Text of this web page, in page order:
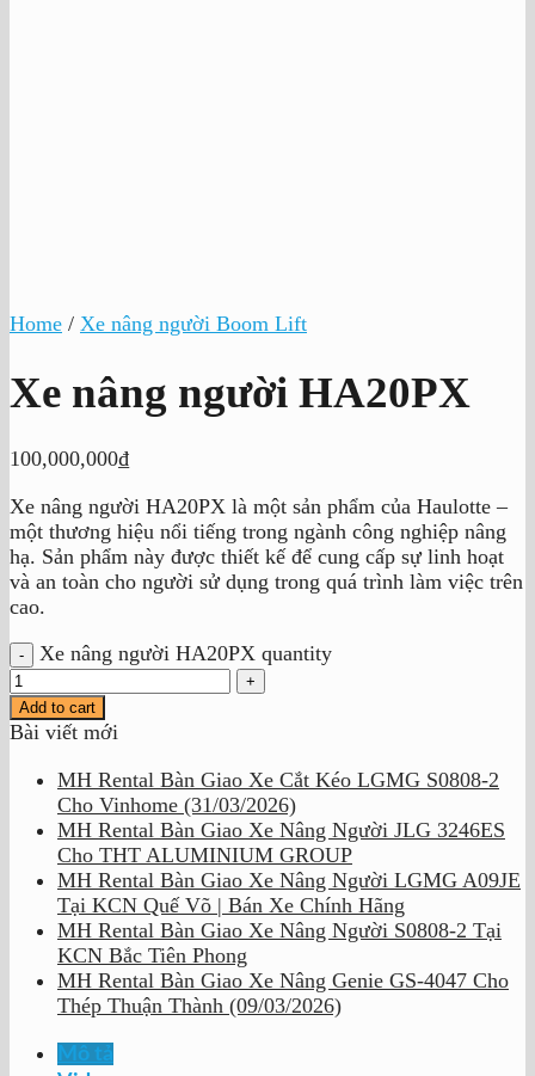
Home / Xe nâng người Boom Lift
Xe nâng người HA20PX
100,000,000₫
Xe nâng người HA20PX là một sản phẩm của Haulotte –
một thương hiệu nổi tiếng trong ngành công nghiệp nâng
hạ. Sản phẩm này được thiết kế để cung cấp sự linh hoạt
và an toàn cho người sử dụng trong quá trình làm việc trên
cao.
Xe nâng người HA20PX quantity
Add to cart
Bài viết mới
MH Rental Bàn Giao Xe Cắt Kéo LGMG S0808-2
Cho Vinhome (31/03/2026)
MH Rental Bàn Giao Xe Nâng Người JLG 3246ES
Cho THT ALUMINIUM GROUP
MH Rental Bàn Giao Xe Nâng Người LGMG A09JE
Tại KCN Quế Võ | Bán Xe Chính Hãng
MH Rental Bàn Giao Xe Nâng Người S0808-2 Tại
KCN Bắc Tiên Phong
MH Rental Bàn Giao Xe Nâng Genie GS-4047 Cho
Thép Thuận Thành (09/03/2026)
Mô tả